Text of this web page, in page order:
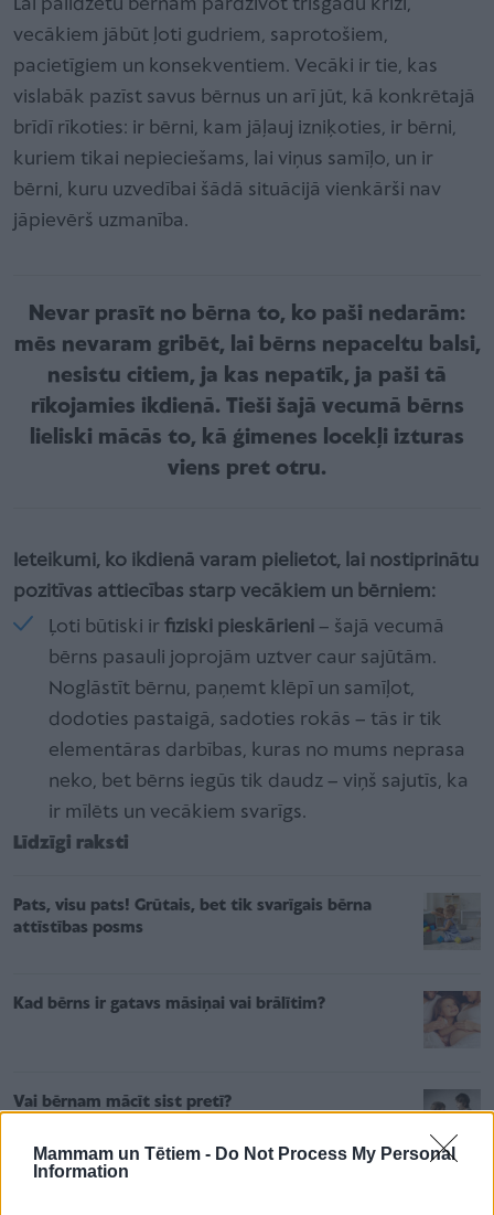
Mammam un Tētiem - Do Not Process My Personal
Information
Lai palīdzētu bērnam pārdzīvot trīsgadu krīzi,
vecākiem jābūt ļoti gudriem, saprotošiem,
pacietīgiem un konsekventiem. Vecāki ir tie, kas
vislabāk pazīst savus bērnus un arī jūt, kā konkrētajā
brīdī rīkoties: ir bērni, kam jāļauj izniķoties, ir bērni,
kuriem tikai nepieciešams, lai viņus samīļo, un ir
bērni, kuru uzvedībai šādā situācijā vienkārši nav
jāpievērš uzmanība.
Nevar prasīt no bērna to, ko paši nedarām:
mēs nevaram gribēt, lai bērns nepaceltu balsi,
nesistu citiem, ja kas nepatīk, ja paši tā
rīkojamies ikdienā. Tieši šajā vecumā bērns
lieliski mācās to, kā ģimenes locekļi izturas
viens pret otru.
Ieteikumi, ko ikdienā varam pielietot, lai nostiprinātu
pozitīvas attiecības starp vecākiem un bērniem:
Ļoti būtiski ir fiziski pieskārieni – šajā vecumā
bērns pasauli joprojām uztver caur sajūtām.
Noglāstīt bērnu, paņemt klēpī un samīļot,
dodoties pastaigā, sadoties rokās – tās ir tik
elementāras darbības, kuras no mums neprasa
neko, bet bērns iegūs tik daudz – viņš sajutīs, ka
ir mīlēts un vecākiem svarīgs.
Līdzīgi raksti
Pats, visu pats! Grūtais, bet tik svarīgais bērna
attīstības posms
Kad bērns ir gatavs māsiņai vai brālītim?
Vai bērnam mācīt sist pretī?